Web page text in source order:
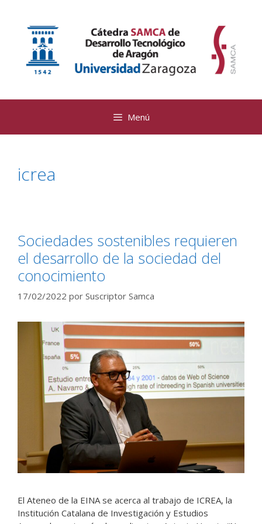
contenido
Menú
icrea
Sociedades sostenibles requieren
el desarrollo de la sociedad del
conocimiento
17/02/2022 por Suscriptor Samca
El Ateneo de la EINA se acerca al trabajo de ICREA, la
Institución Catalana de Investigación y Estudios